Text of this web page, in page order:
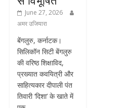
June 27, 2026
अमर उजियारा
बेंगलुरु, कर्नाटक।
सिलिकॉन सिटी बेंगलुरु
की वरिष्ठ शिक्षाविद,
प्रख्यात कवयित्री और
साहित्यकार दीपाली पंत
तिवारी ‘दिशा’ के खाते में